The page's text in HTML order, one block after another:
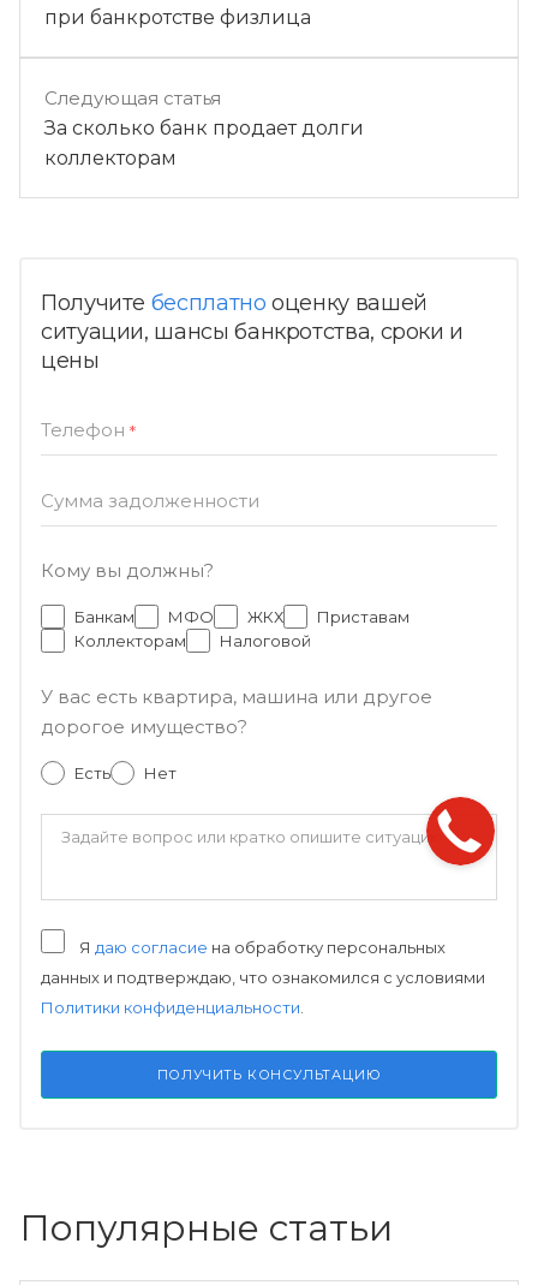
при банкротстве физлица
Следующая статья
За сколько банк продает долги
коллекторам
Получите бесплатно оценку вашей
ситуации, шансы банкротства, сроки и
цены
Телефон *
Сумма задолженности
Кому вы должны?
Банкам МФО ЖКХ
Приставам
Коллекторам
Налоговой
У вас есть квартира, машина или другое
дорогое имущество?
Есть Нет
Я даю согласие на обработку персональных
данных и подтверждаю, что ознакомился с условиями
Политики конфиденциальности
ПОЛУЧИТЬ КОНСУЛЬТАЦИЮ
Популярные статьи